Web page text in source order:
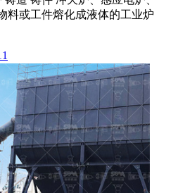
料或工件熔化成液体的工业炉